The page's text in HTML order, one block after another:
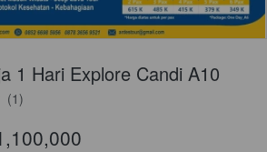
1 Hari Explore Candi A10
(1)